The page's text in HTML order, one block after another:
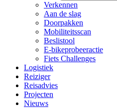
Verkennen
Aan de slag
Doorpakken
Mobiliteitsscan
Beslistool
E-bikeprobeeractie
Fiets Challenges
Logistiek
Reiziger
Reisadvies
Projecten
Nieuws